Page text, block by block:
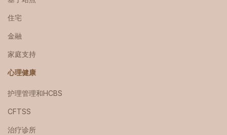
住宅
金融
家庭支持
心理健康
护理管理和HCBS
CFTSS
治疗诊所